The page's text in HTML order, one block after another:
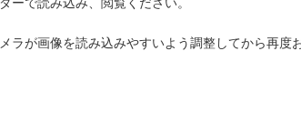
が画像を読み込みやすいよう調整してから再度